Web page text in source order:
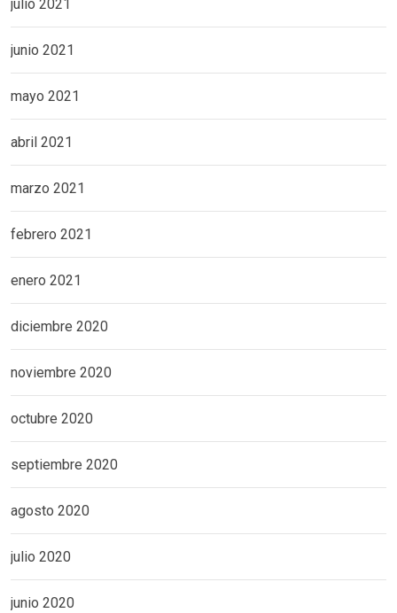
julio 2021
junio 2021
mayo 2021
abril 2021
marzo 2021
febrero 2021
enero 2021
diciembre 2020
noviembre 2020
octubre 2020
septiembre 2020
agosto 2020
julio 2020
junio 2020